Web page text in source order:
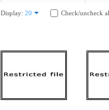
Display: 20 Check/uncheck